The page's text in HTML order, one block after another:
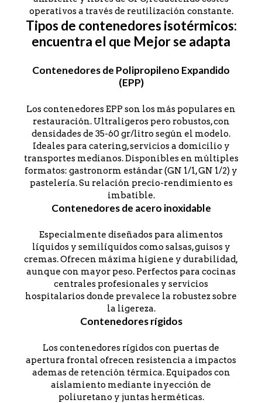
operativos a través de reutilización constante.
Tipos de contenedores isotérmicos:
encuentra el que Mejor se adapta
Contenedores de Polipropileno Expandido
(EPP)
Los contenedores EPP son los más populares en
restauración. Ultraligeros pero robustos, con
densidades de 35-60 gr/litro según el modelo.
Ideales para catering, servicios a domicilio y
transportes medianos. Disponibles en múltiples
formatos: gastronorm estándar (GN 1/1, GN 1/2) y
pastelería. Su relación precio-rendimiento es
imbatible.
Contenedores de acero inoxidable
Especialmente diseñados para alimentos
líquidos y semilíquidos como salsas, guisos y
cremas. Ofrecen máxima higiene y durabilidad,
aunque con mayor peso. Perfectos para cocinas
centrales profesionales y servicios
hospitalarios donde prevalece la robustez sobre
la ligereza.
Contenedores rígidos
Los contenedores rígidos con puertas de
apertura frontal ofrecen resistencia a impactos
ademas de retención térmica. Equipados con
aislamiento mediante inyección de
poliuretano y juntas herméticas.